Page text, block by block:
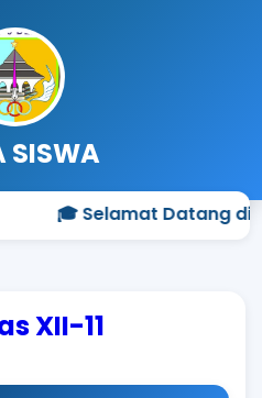
SISWA
🎓 Selamat Datang di
XII-11